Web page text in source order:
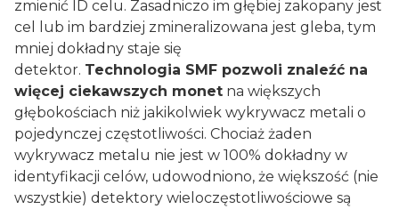
zmienić ID celu. Zasadniczo im głębiej zakopany jest
cel lub im bardziej zmineralizowana jest gleba, tym
mniej dokładny staje się
detektor. Technologia SMF pozwoli znaleźć na
więcej ciekawszych monet na większych
głębokościach niż jakikolwiek wykrywacz metali o
pojedynczej częstotliwości. Chociaż żaden
wykrywacz metalu nie jest w 100% dokładny w
identyfikacji celów, udowodniono, że większość (nie
wszystkie) detektory wieloczęstotliwościowe są